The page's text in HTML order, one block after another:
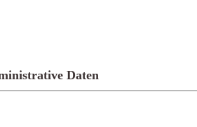
Daten